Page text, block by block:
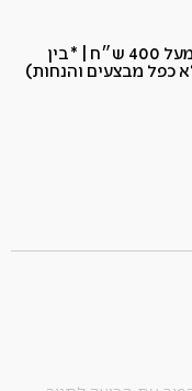
*משתתף במשלוח חינם (*ברכישה מעל 400 ש״ח​ | *בין
כפל מבצעים והנחות)